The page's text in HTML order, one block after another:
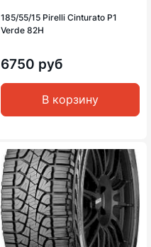
185/55/15 Pirelli Cinturato P1
Verde 82H
6750 руб
В корзину